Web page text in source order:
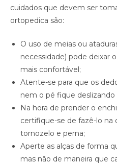
cuidados que devem ser
ortopedica são:
O uso de meias ou
necessidade) pode deixar
mais confortável;
Atente-se para que os
nem o pé fique
Na hora de prender o
certifique-se de fazê-lo na
tornozelo e perna;
Aperte as alças de forma
mas não de maneira que